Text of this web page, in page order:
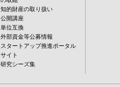
知的財産の取り扱い
公開講座
単位互換
外部資金等公募情報
スタートアップ推進ポータル
サイト
研究シーズ集